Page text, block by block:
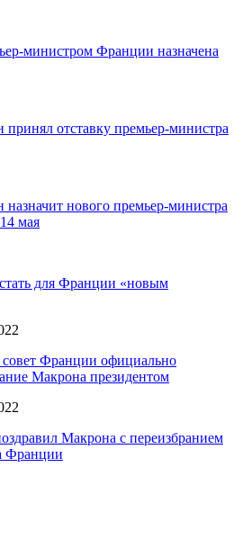
министром Франции назначена
отставку премьер-министра
нового премьер-министра
мая
для Франции «новым
Франции официально
Макрона президентом
Макрона с переизбранием
Франции